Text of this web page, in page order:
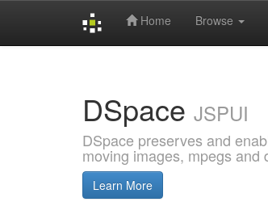
Home Browse
DSpace JSPUI
DSpace preserves and
moving images, mpegs and
Learn More